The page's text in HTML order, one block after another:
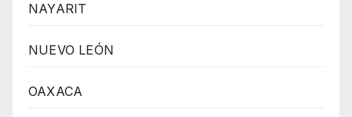
NAYARIT
NUEVO LEÓN
OAXACA